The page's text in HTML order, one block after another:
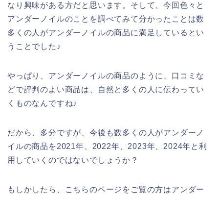
なり興味がある方だと思います。そして、今回色々と
アンダーノイルのことを調べてみて分かったことは数
多くの人がアンダーノイルの商品に満足しているとい
うことでした♪
やっぱり、アンダーノイルの商品のように、口コミな
どで評判のよい商品は、自然と多くの人に伝わってい
くものなんですね♪
だから、多分ですが、今後も数多くの人がアンダーノ
イルの商品を2021年、2022年、2023年、2024年と利
用していくのではないでしょうか？
もしかしたら、こちらのページをご覧の方はアンダー